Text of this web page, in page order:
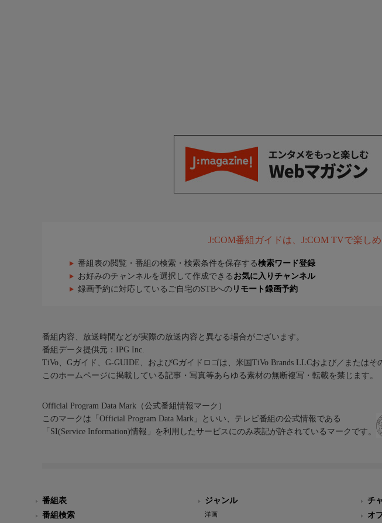
J:COM番組ガイドは、J:COM TVで楽し
番組表の閲覧・番組の検索・検索条件を保存する検索ワード登録
お好みのチャンネルを選択して作成できる お気に入りチャンネル
録画予約に対応しているご自宅のSTBへの リモート録画予約
番組内容、放送時間などが実際の放送内容と異なる場合がございます。
番組データ提供元：IPG Inc.
TiVo、Gガイド、G-GUIDE、およびGガイドロゴは、米国TiVo Brands LLCおよび／または
このホームページに掲載している記事・写真等あらゆる素材の無断複写・転載を禁じます。
Official Program Data Mark（公式番組情報マーク）
このマークは「Official Program Data Mark」といい、テレビ番組の公式情報である
「SI(Service Information)情報」を利用したサービスにのみ表記が許されているマークです。
番組表
番組検索
ジャンル
洋画
チ
オ